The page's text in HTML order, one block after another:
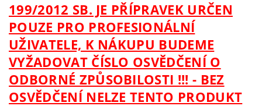
199/2012 SB. JE PŘÍPRAVEK URČEN
POUZE PRO PROFESIONÁLNÍ
UŽIVATELE, K NÁKUPU BUDEME
VYŽADOVAT ČÍSLO OSVĚDČENÍ O
ODBORNÉ ZPŮSOBILOSTI !!! - BEZ
OSVĚDČENÍ NELZE TENTO PRODUKT